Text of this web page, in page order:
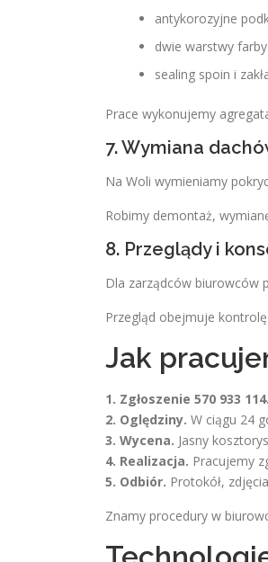
antykorozyjne
dwie warstwy
sealing spoin i
Prace wykonujemy
7. Wymiana
Na Woli wymieniamy
Robimy demontaż,
8. Przeglądy i
Dla zarządców biurowców
Przegląd obejmuje
Jak
1. Zgłoszenie 570 933 114.
2. Oględziny. W ciągu 24
3. Wycena. Jasny
4. Realizacja. Pracujemy
5. Odbiór. Protokół,
Znamy procedury w